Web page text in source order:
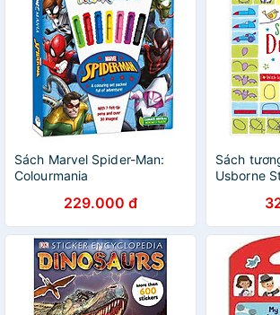
Sách Marvel Spider-Man:
Colourmania
229.000 đ
Sách
Usborne